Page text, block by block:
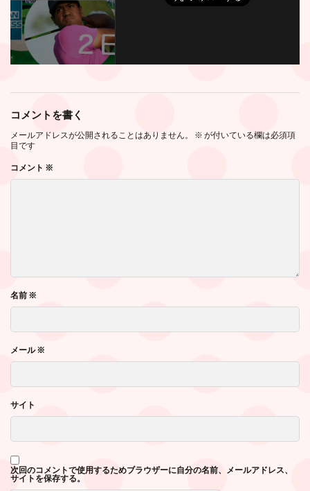
コメントを書く
メールアドレスが公開されることはありません。 ※ が付いている欄は必須項
目です
コメント ※
名前 ※
メール※
サイト
次回のコメントで使用するためブラウザーに自分の名前、メールアドレス、
サイトを保存する。